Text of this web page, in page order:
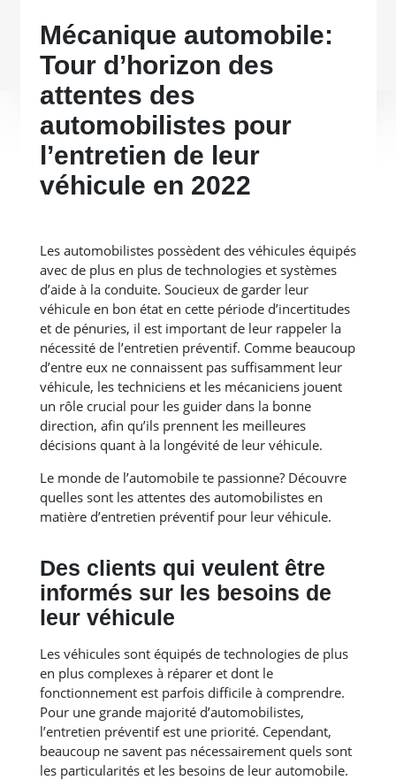
Mécanique automobile:
Tour d’horizon des
attentes des
automobilistes pour
l’entretien de leur
véhicule en 2022
Les automobilistes possèdent des véhicules équipés
avec de plus en plus de technologies et systèmes
d’aide à la conduite. Soucieux de garder leur
véhicule en bon état en cette période d’incertitudes
et de pénuries, il est important de leur rappeler la
nécessité de l’entretien préventif. Comme beaucoup
d’entre eux ne connaissent pas suffisamment leur
véhicule, les techniciens et les mécaniciens jouent
un rôle crucial pour les guider dans la bonne
direction, afin qu’ils prennent les meilleures
décisions quant à la longévité de leur véhicule.
Le monde de l’automobile te passionne? Découvre
quelles sont les attentes des automobilistes en
matière d’entretien préventif pour leur véhicule.
Des clients qui veulent être
informés sur les besoins de
leur véhicule
Les véhicules sont équipés de technologies de plus
en plus complexes à réparer et dont le
fonctionnement est parfois difficile à comprendre.
Pour une grande majorité d’automobilistes,
l’entretien préventif est une priorité. Cependant,
beaucoup ne savent pas nécessairement quels sont
les particularités et les besoins de leur automobile.